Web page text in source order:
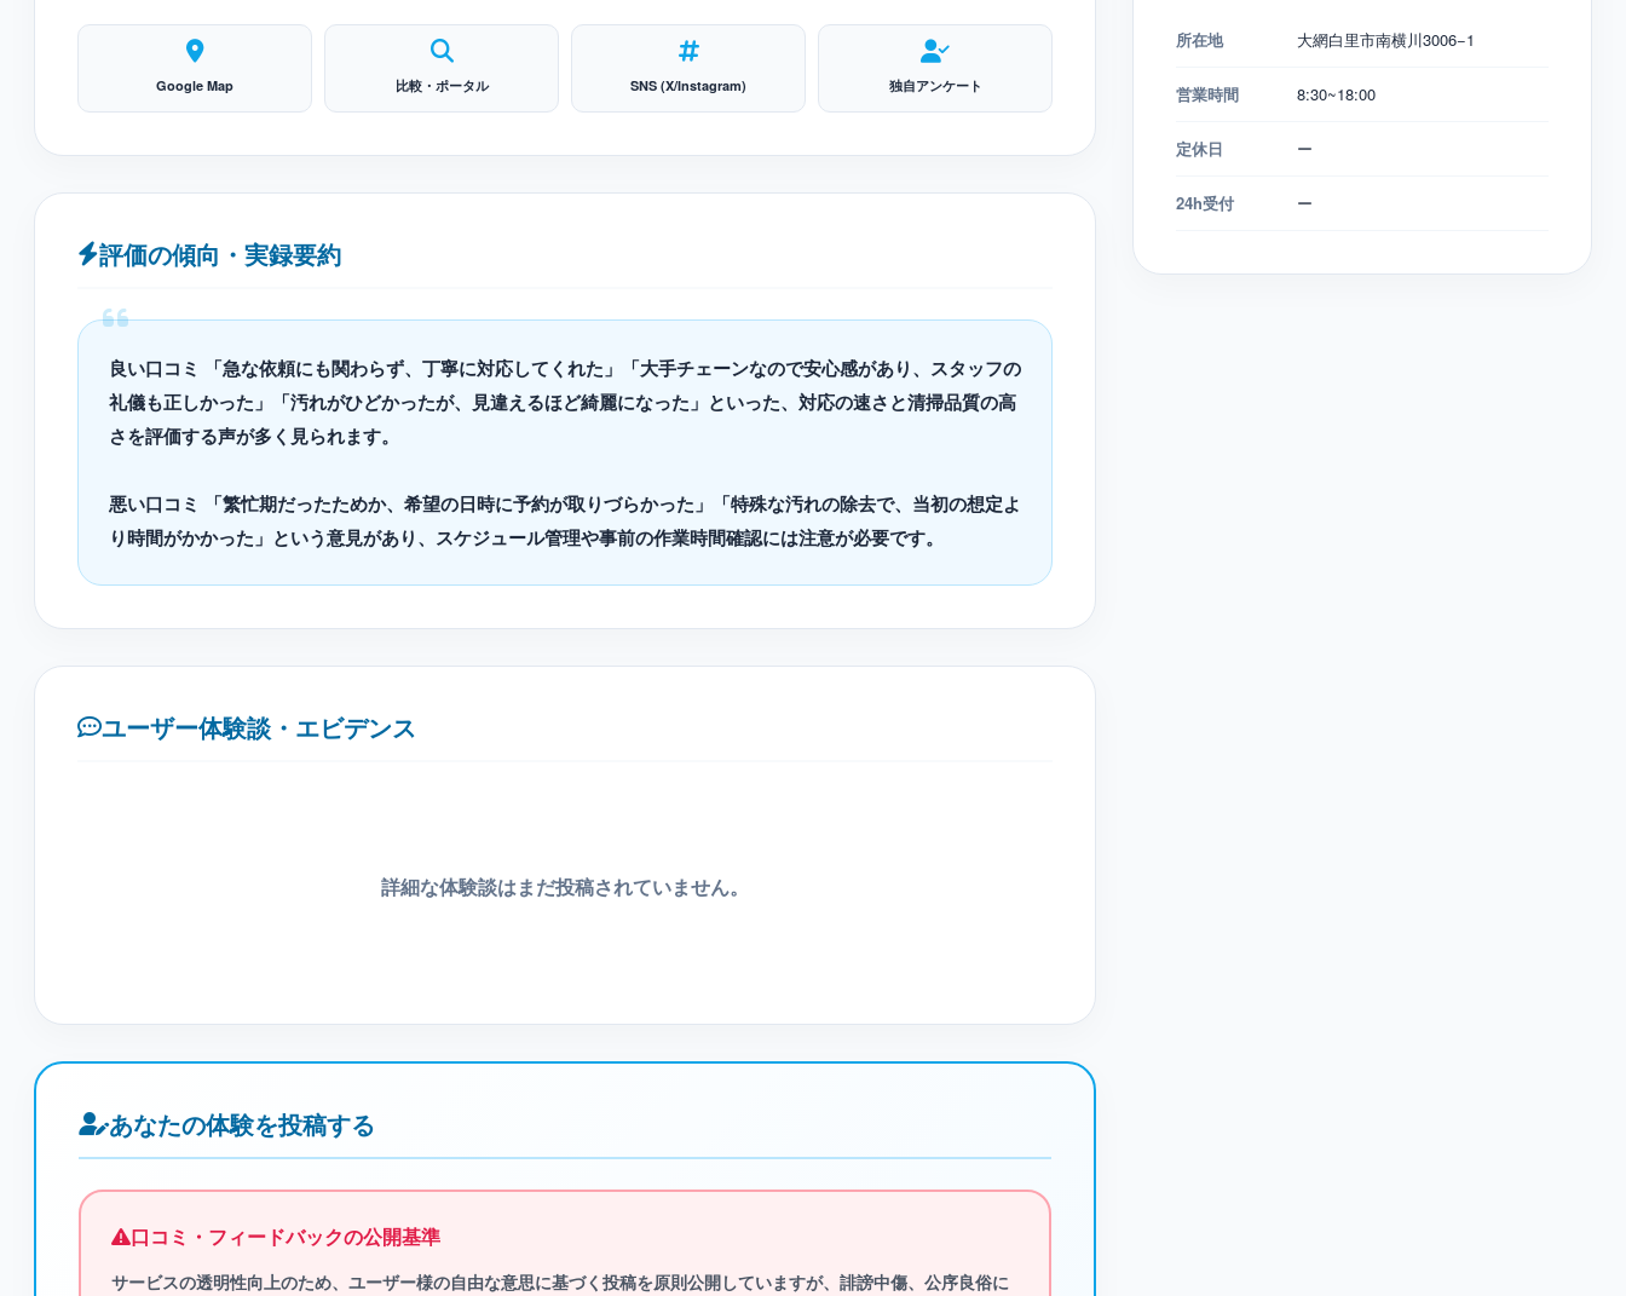
Google Map 比較・ポータル SNS (X/Instagram) 独自アンケート
評価の傾向・実録要約
良い口コミ 「急な依頼にも関わらず、丁寧に対応してくれた」「大手チェーンなので安心感があり、スタッフの
礼儀も正しかった」「汚れがひどかったが、見違えるほど綺麗になった」といった、対応の速さと清掃品質の高
さを評価する声が多く見られます。
悪い口コミ 「繁忙期だったためか、希望の日時に予約が取りづらかった」「特殊な汚れの除去で、当初の想定よ
り時間がかかった」という意見があり、スケジュール管理や事前の作業時間確認には注意が必要です。
ユーザー体験談・エビデンス
詳細な体験談はまだ投稿されていません。
あなたの体験を投稿する
口コミ・フィードバックの公開基準
サービスの透明性向上のため、ユーザー様の自由な意思に基づく投稿を原則公開していますが、 誹謗中傷、公序良俗に
所在地 大網白里市南横川3006−1
営業時間 8:30~18:00
定休日 ー
24h受付 ー